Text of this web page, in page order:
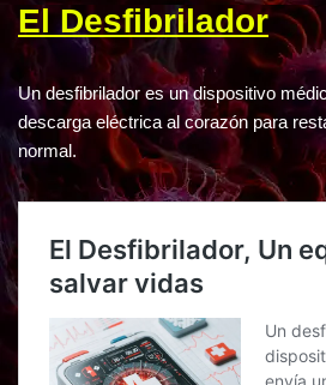
El Desfibrilador
Un desfibrilador es un dispositivo
descarga eléctrica al corazón para
normal.